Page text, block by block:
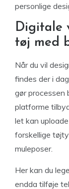
personlige
Digitale
tøj med
Når du vil
findes der i
gør processen
platforme
let kan
forskellige
muleposer.
Her kan du
endda tilføje